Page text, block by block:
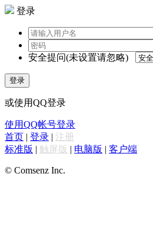
登录
安全提问(未设置请忽略)
登录
或使用QQ登录
使用QQ帐号登录
首页 | 登录 | 注册
标准版 | 触屏版 | 电脑版 | 客户端
© Comsenz Inc.